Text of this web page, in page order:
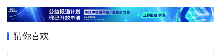
经
数
猜你喜欢